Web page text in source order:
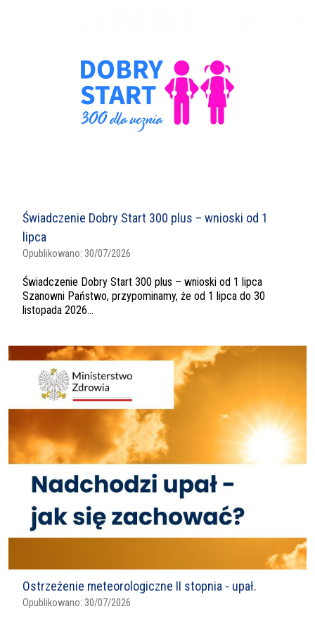
Świadczenie Dobry Start 300 plus – wnioski od 1
lipca
Opublikowano: 30/07/2026
Świadczenie Dobry Start 300 plus – wnioski od 1 lipca
Szanowni Państwo, przypominamy, że od 1 lipca do 30
listopada 2026...
Ostrzeżenie meteorologiczne II stopnia - upał.
Opublikowano: 30/07/2026